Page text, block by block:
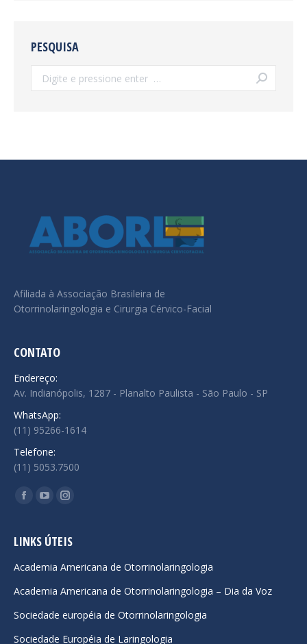
PESQUISA
Search:
Afiliada à Associação Brasileira de
Otorrinolaringologia e Cirurgia Cérvico-Facial
CONTATO
Endereço:
Av. Indianópolis, 1287 - Planalto Paulista - São Paulo - SP
WhatsApp:
(11) 95266-1614
Telefone:
(11) 5053.7500
Encontre-nos em:
Facebook
opens
new
window
YouTube
opens
new
window
Instagram
opens
new
window
LINKS ÚTEIS
Academia Americana de Otorrinolaringologia
Academia Americana de Otorrinolaringologia – Dia da Voz
Sociedade européia de Otorrinolaringologia
Sociedade Européia de Laringologia